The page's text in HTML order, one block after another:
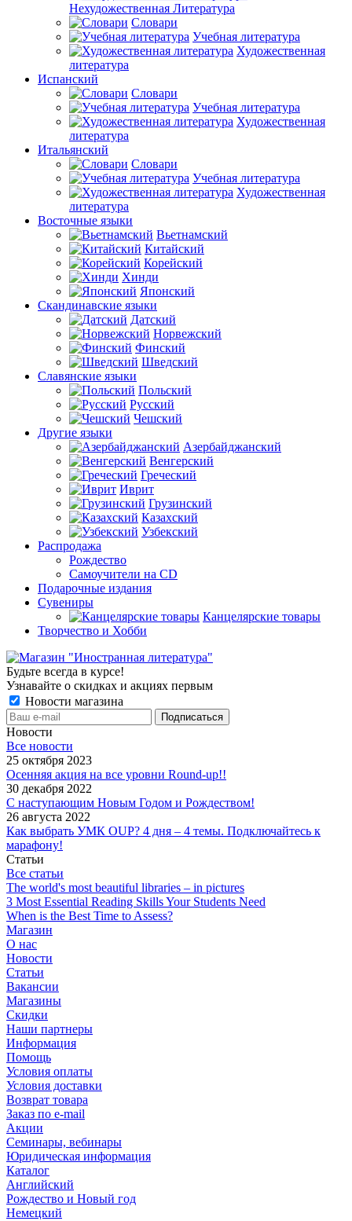
Нехудожественная Литература
Словари
Учебная литература
Художественная
литература
Испанский
Словари
Учебная литература
Художественная
литература
Итальянский
Словари
Учебная литература
Художественная
литература
Восточные языки
Вьетнамский
Китайский
Корейский
Хинди
Японский
Скандинавские языки
Датский
Норвежский
Финский
Шведский
Славянские языки
Польский
Русский
Чешский
Другие языки
Азербайджанский
Венгерский
Греческий
Иврит
Грузинский
Казахский
Узбекский
Распродажа
Рождество
Самоучители на CD
Подарочные издания
Сувениры
Канцелярские товары
Творчество и Хобби
Будьте всегда в курсе!
Узнавайте о скидках и акциях первым
Новости магазина
Новости
Все новости
25 октября 2023
Осенняя акция на все уровни Round-up!!
30 декабря 2022
С наступающим Новым Годом и Рождеством!
26 августа 2022
Как выбрать УМК OUP? 4 дня – 4 темы. Подключайтесь к
марафону!
Статьи
Все статьи
The world's most beautiful libraries – in pictures
3 Most Essential Reading Skills Your Students Need
When is the Best Time to Assess?
Магазин
О нас
Новости
Статьи
Вакансии
Магазины
Скидки
Наши партнеры
Информация
Помощь
Условия оплаты
Условия доставки
Возврат товара
Заказ по e-mail
Акции
Семинары, вебинары
Юридическая информация
Каталог
Английский
Рождество и Новый год
Немецкий